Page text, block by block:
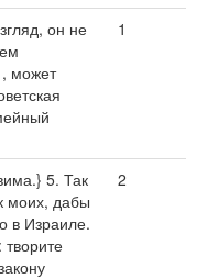
он не
, может
1
5. Так
моих, дабы
в Израиле.
2